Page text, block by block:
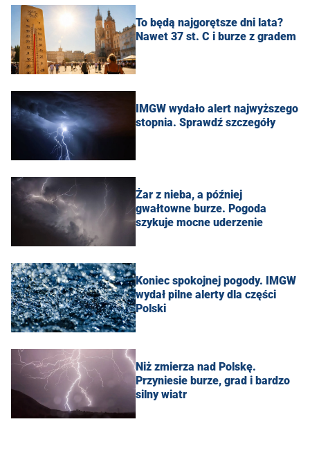
To będą najgorętsze dni lata?
Nawet 37 st. C i burze z gradem
IMGW wydało alert najwyższego
stopnia. Sprawdź szczegóły
Żar z nieba, a później
gwałtowne burze. Pogoda
szykuje mocne uderzenie
Koniec spokojnej pogody. IMGW
wydał pilne alerty dla części
Polski
Niż zmierza nad Polskę.
Przyniesie burze, grad i bardzo
silny wiatr